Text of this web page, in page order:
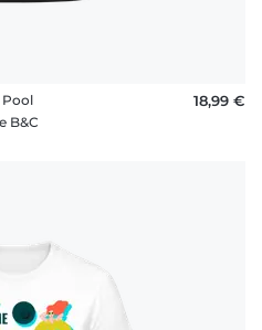
Pool
B&C
18,99 €